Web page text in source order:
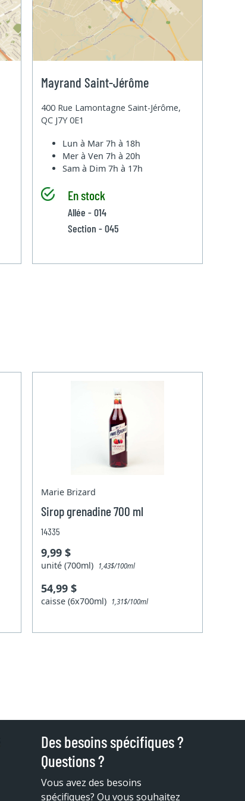
Mayrand Saint-Jérôme
400 Rue Lamontagne Saint-Jérôme,
QC J7Y 0E1
Lun à Mar7h à 18h
Mer à Ven7h à 20h
Sam à Dim7h à 17h
En stock
Allée - 014
Section - 045
Marie Brizard
Sirop grenadine 700 ml
14335
9,99 $
unité (700ml) 1,43$/100ml
54,99 $
caisse (6x700ml) 1,31$/100ml
Des besoins spécifiques ?
Questions ?
Vous avez des besoins
spécifiques?Ou vous souhaitez